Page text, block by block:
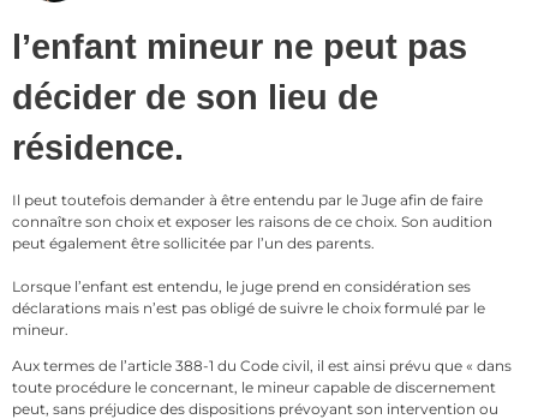
l’enfant mineur ne peut pas
décider de son lieu de
résidence.
Il peut toutefois demander à être entendu par le Juge afin de faire
connaître son choix et exposer les raisons de ce choix. Son audition
peut également être sollicitée par l’un des parents.
Lorsque l’enfant est entendu, le juge prend en considération ses
déclarations mais n’est pas obligé de suivre le choix formulé par le
mineur.
Aux termes de l’article 388-1 du Code civil, il est ainsi prévu que « dans
toute procédure le concernant, le mineur capable de discernement
peut, sans préjudice des dispositions prévoyant son intervention ou